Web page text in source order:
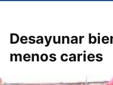
Desayunar
menos caries